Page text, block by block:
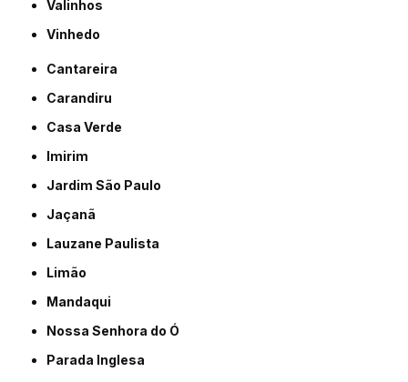
Valinhos
Vinhedo
Cantareira
Carandiru
Casa Verde
Imirim
Jardim São Paulo
Jaçanã
Lauzane Paulista
Limão
Mandaqui
Nossa Senhora do Ó
Parada Inglesa